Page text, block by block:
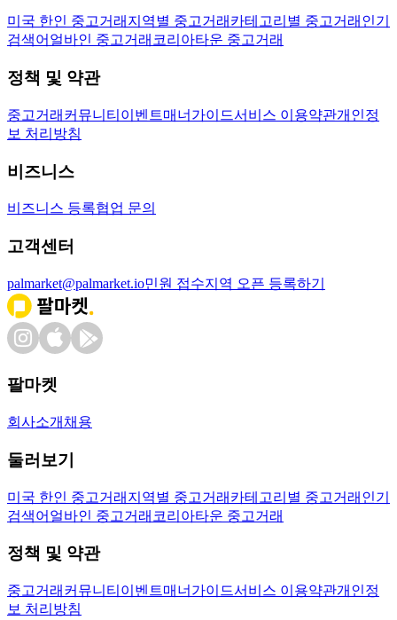
미국 한인 중고거래 지역별 중고거래 카테고리별 중고거래 인기
검색어 얼바인 중고거래 코리아타운 중고거래
정책 및 약관
중고거래 커뮤니티 이벤트매너가이드서비스 이용약관개인정
보 처리방침
비즈니스
비즈니스 등록협업 문의
고객센터
palmarket@palmarket.io민원 접수지역 오픈 등록하기
팔마켓
회사소개 채용
둘러보기
미국 한인 중고거래 지역별 중고거래 카테고리별 중고거래 인기
검색어 얼바인 중고거래 코리아타운 중고거래
정책 및 약관
중고거래 커뮤니티 이벤트매너가이드서비스 이용약관개인정
보 처리방침